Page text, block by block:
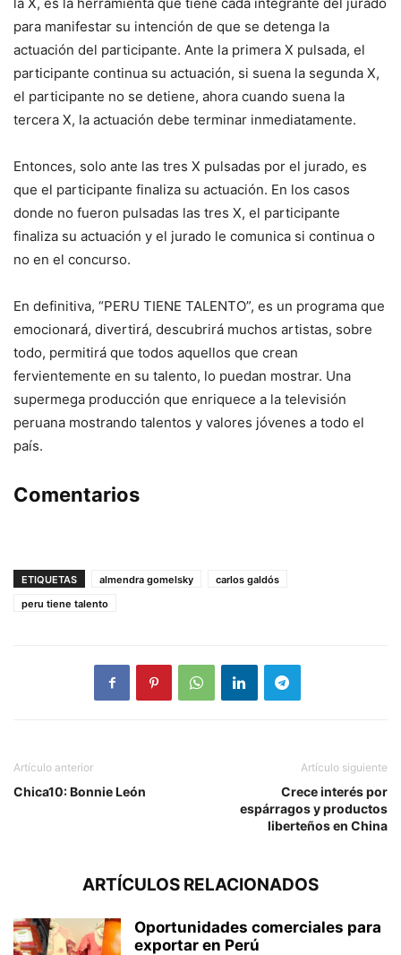
para manifestar su intención de que se detenga la
actuación del participante. Ante la primera X pulsada, el
participante continua su actuación, si suena la segunda X,
el participante no se detiene, ahora cuando suena la
tercera X, la actuación debe terminar inmediatamente.
Entonces, solo ante las tres X pulsadas por el jurado, es
que el participante finaliza su actuación. En los casos
donde no fueron pulsadas las tres X, el participante
finaliza su actuación y el jurado le comunica si continua o
no en el concurso.
En definitiva, “PERU TIENE TALENTO”, es un programa que
emocionará, divertirá, descubrirá muchos artistas, sobre
todo, permitirá que todos aquellos que crean
fervientemente en su talento, lo puedan mostrar. Una
supermega producción que enriquece a la televisión
peruana mostrando talentos y valores jóvenes a todo el
país.
Comentarios
ETIQUETAS almendra gomelsky
carlos galdós
peru tiene talento
Artículo anterior
Chica10: Bonnie León
Artículo siguiente
Crece interés por
espárragos y productos
liberteños en China
ARTÍCULOS RELACIONADOS
Oportunidades comerciales para
exportar en Perú